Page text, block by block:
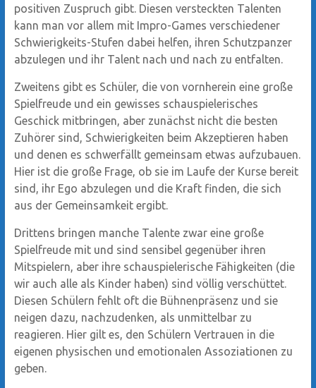
positiven Zuspruch gibt. Diesen versteckten Talenten
kann man vor allem mit Impro-Games verschiedener
Schwierigkeits-Stufen dabei helfen, ihren Schutzpanzer
abzulegen und ihr Talent nach und nach zu entfalten.
Zweitens gibt es Schüler, die von vornherein eine große
Spielfreude und ein gewisses schauspielerisches
Geschick mitbringen, aber zunächst nicht die besten
Zuhörer sind, Schwierigkeiten beim Akzeptieren haben
und denen es schwerfällt gemeinsam etwas aufzubauen.
Hier ist die große Frage, ob sie im Laufe der Kurse bereit
sind, ihr Ego abzulegen und die Kraft finden, die sich
aus der Gemeinsamkeit ergibt.
Drittens bringen manche Talente zwar eine große
Spielfreude mit und sind sensibel gegenüber ihren
Mitspielern, aber ihre schauspielerische Fähigkeiten (die
wir auch alle als Kinder haben) sind völlig verschüttet.
Diesen Schülern fehlt oft die Bühnenpräsenz und sie
neigen dazu, nachzudenken, als unmittelbar zu
reagieren. Hier gilt es, den Schülern Vertrauen in die
eigenen physischen und emotionalen Assoziationen zu
geben.